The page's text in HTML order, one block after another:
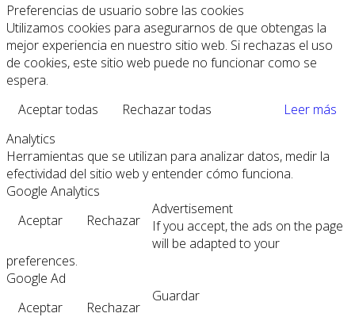
Preferencias de usuario sobre las cookies
Utilizamos cookies para asegurarnos de que obtengas la
mejor experiencia en nuestro sitio web. Si rechazas el uso
de cookies, este sitio web puede no funcionar como se
espera.
Aceptar todas
Rechazar todas
Leer más
Analytics
Herramientas que se utilizan para analizar datos, medir la
efectividad del sitio web y entender cómo funciona.
Google Analytics
Aceptar
Rechazar
Advertisement
If you accept, the ads on the page
will be adapted to your
preferences.
Google Ad
Aceptar
Rechazar
Guardar